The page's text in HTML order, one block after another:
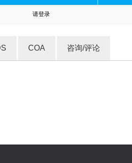
请登录
COA 咨询/评论